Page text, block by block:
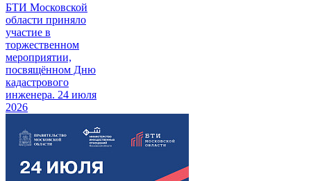
БТИ Московской
области приняло
участие в
торжественном
мероприятии,
посвящённом Дню
кадастрового
инженера. 24 июля
2026